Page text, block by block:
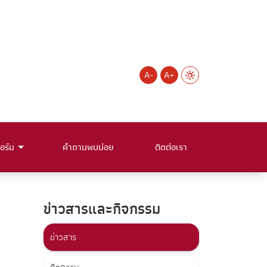
A- A+
ร์ม คำถามพบบ่อย ติดต่อเรา
ข่าวสารและกิจกรรม
ข่าวสาร